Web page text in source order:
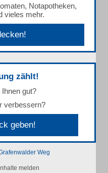
Notapotheken,
vieles mehr.
zählt!
gut?
verbessern?
geben!
Weg
Inhalte melden